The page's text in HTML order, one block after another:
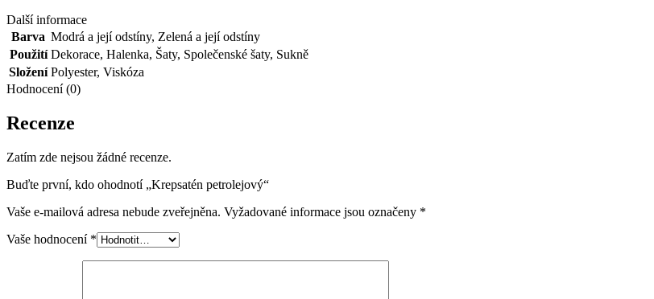
Další informace
Barva Modrá a její odstíny, Zelená a její odstíny
Použití Dekorace, Halenka, Šaty, Společenské šaty, Sukně
Složení Polyester, Viskóza
Hodnocení (0)
Recenze
Zatím zde nejsou žádné recenze.
Buďte první, kdo ohodnotí „Krepsatén petrolejový“
Vaše e-mailová adresa nebude zveřejněna. Vyžadované informace jsou označeny *
Vaše hodnocení *